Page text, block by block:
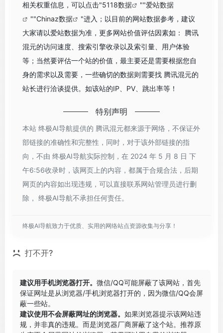
相关权重信息，可以点击"5118数据 ""爱站数据
""Chinaz数据
"进入；以目前的网站数据参考，建议
大家请以爱站数据为准，更多网站价值评估因素如： 腾讯
混元的访问速度、搜索引擎收录以及索引量、用户体验
等；当然要评估一个站的价值，最主要还是需要根据您自
身的需求以及需要，一些确切的数据则需要找 腾讯混元的
站长进行洽谈提供。如该站的IP、PV、跳出率等！
特别声明
本站 终极AI导航提供的 腾讯混元都来源于网络，不保证外
部链接的准确性和完整性，同时，对于该外部链接的指
向，不由 终极AI导航实际控制，在 2024 年 5 月 8 日 下
午6:56收录时，该网页上的内容，都属于合规合法，后期
网页的内容如出现违规，可以直接联系网站管理员进行删
除， 终极AI导航不承担任何责任。
终极AI导航致力于优质、实用的网络站点资源收集与分享！
打不开?
建议用手机浏览器打开。 微信/QQ可能屏蔽了该网站，首先
保证网址是从浏览器/手机浏览器打开的，因为微信/QQ会屏
蔽一些站。
建议使用不会屏蔽网址的浏览器。 如果浏览器提示该网站违
规，并非真的违规。而是浏览器厂商屏蔽了这个站。推荐原